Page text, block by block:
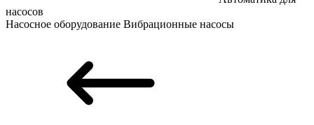
насосов
Насосное оборудование Вибрационные насосы